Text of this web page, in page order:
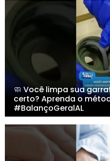
🧼 Você limpa sua
certo? Aprenda o
#BalançoGeralAL